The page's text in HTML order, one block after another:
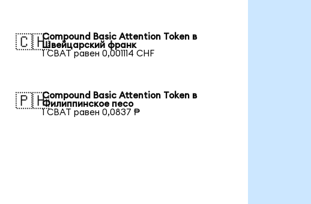
🇨🇭Compound Basic Attention Token в
Швейцарский франк
1 CBAT равен 0,001114 CHF
🇵🇭Compound Basic Attention Token в
Филиппинское песо
1 CBAT равен 0,0837 ₱